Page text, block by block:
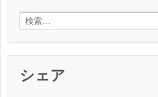
検索:
シェア